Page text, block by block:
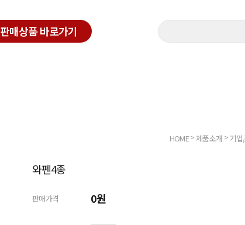
판매상품 바로가기
HOME> 제품소개 >기업
와펜4종
판매가격 0원